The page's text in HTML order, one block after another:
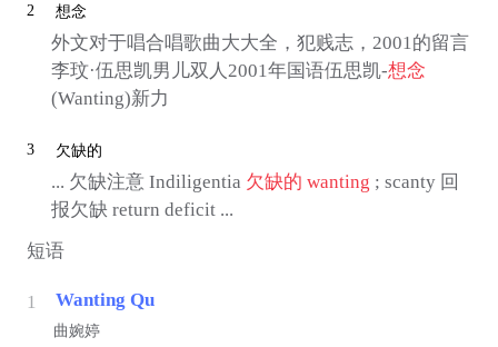
2 想念
外文对于唱合唱歌曲大大全，犯贱志，2001的留言
李玟·伍思凯男儿双人2001年国语伍思凯-想念
(Wanting)新力
3 欠缺的
... 欠缺注意 Indiligentia 欠缺的 wanting ; scanty 回
报欠缺 return deficit ...
短语
1 Wanting Qu
曲婉婷